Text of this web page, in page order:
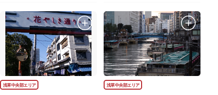
浅草中央部エリア 浅草中央部エリア